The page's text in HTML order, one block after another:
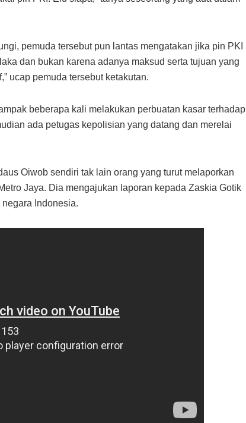
pemuda tersebut pun lantas mengatakan jika pin PKI
dan bukan karena adanya maksud serta tujuan yang
ucap pemuda tersebut ketakutan.
beberapa kali melakukan perbuatan kasar terhadap
ada petugas kepolisian yang datang dan merelai
Oiwob sendiri tak lain orang yang turut melaporkan
Jaya. Dia mengajukan laporan kepada Zaskia Gotik
Indonesia.